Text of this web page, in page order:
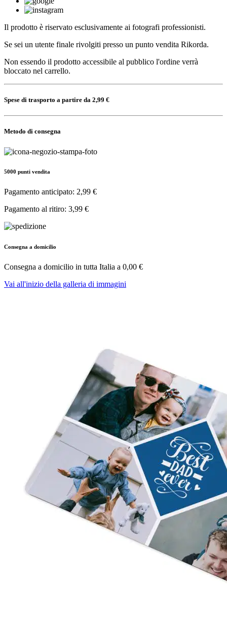
Il prodotto è riservato esclusivamente ai fotografi professionisti.
Se sei un utente finale rivolgiti presso un punto vendita Rikorda.
Non essendo il prodotto accessibile al pubblico l'ordine verrà
bloccato nel carrello.
Spese di trasporto a partire da 2,99 €
Metodo di consegna
5000 punti vendita
Pagamento anticipato: 2,99 €
Pagamento al ritiro: 3,99 €
Consegna a domicilio
Consegna a domicilio in tutta Italia a 0,00 €
Vai all'inizio della galleria di immagini